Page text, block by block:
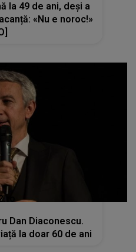
la 49 de ani, deși a
«Nu e noroc!»
Dan Diaconescu.
la doar 60 de ani